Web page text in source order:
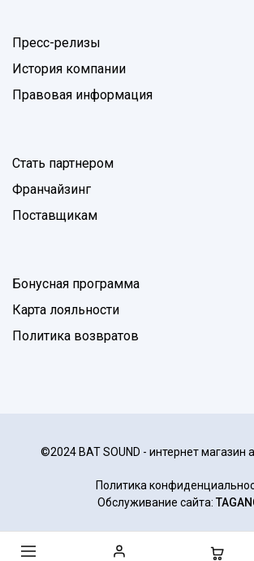
Пресс-релизы
История компании
Правовая информация
Стать партнером
Франчайзинг
Поставщикам
Бонусная программа
Карта лояльности
Политика возвратов
©2024 BAT SOUND - интернет магазин
Политика
Обслуживание сайта: